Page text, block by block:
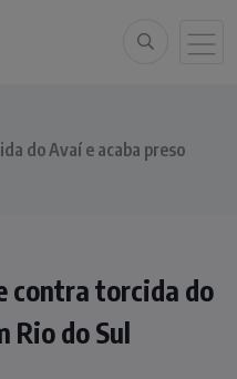
do Avaí e acaba preso
contra torcida do
Rio do Sul